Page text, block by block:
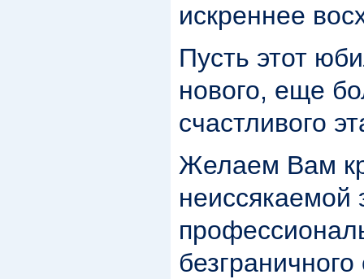
искреннее
Пусть этот
нового, еще
счастливого
Желаем Вам
неиссякаемой
безграничного